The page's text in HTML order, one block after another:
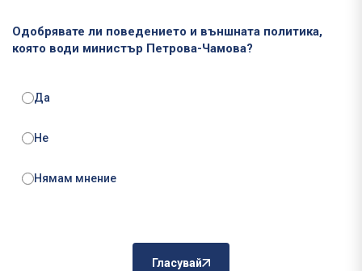
Одобрявате ли поведението и външната политика,
която води министър Петрова-Чамова?
Да
Не
Нямам мнение
Гласувай